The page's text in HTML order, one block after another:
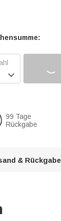

99 Tage
Rückgabe
& Rückgabe